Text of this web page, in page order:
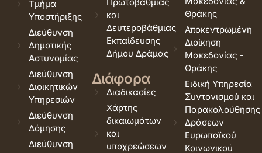
Τμήμα
Υποστήριξης
Διεύθυνση
Δημοτικής
Αστυνομίας
Διεύθυνση
Διοικητικών
Υπηρεσιών
Διεύθυνση
Δόμησης
Διεύθυνση
και
Δευτεροβάθμιας
Εκπαίδευσης
Δήμου Δράμας
Διάφορα
Διαδικασίες
Χάρτης
δικαιωμάτων
και
υποχρεώσεων
Θράκης
Αποκεντρωμένη
Διοίκηση
Μακεδονίας -
Θράκης
Ειδική Υπηρεσία
Συντονισμού και
Παρακολούθησης
Δράσεων
Ευρωπαϊκού
Κοινωνικού